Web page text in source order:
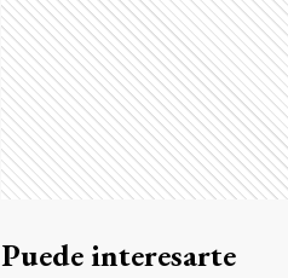
Puede interesarte